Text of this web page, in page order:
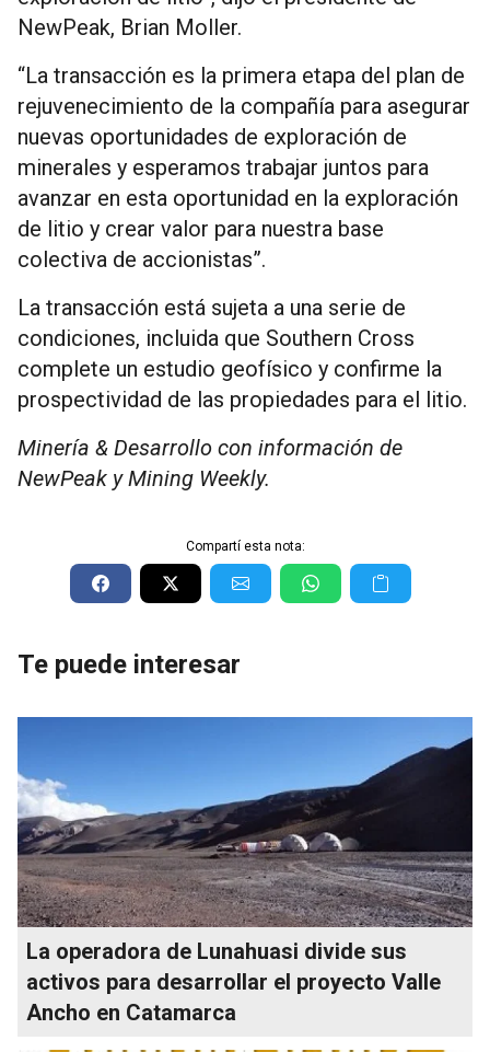
NewPeak, Brian Moller.
“La transacción es la primera etapa del plan de
rejuvenecimiento de la compañía para asegurar
nuevas oportunidades de exploración de
minerales y esperamos trabajar juntos para
avanzar en esta oportunidad en la exploración
de litio y crear valor para nuestra base
colectiva de accionistas”.
La transacción está sujeta a una serie de
condiciones, incluida que Southern Cross
complete un estudio geofísico y confirme la
prospectividad de las propiedades para el litio.
Minería & Desarrollo con información de
NewPeak y Mining Weekly.
Compartí esta nota:
Te puede interesar
La operadora de Lunahuasi divide sus
activos para desarrollar el proyecto Valle
Ancho en Catamarca